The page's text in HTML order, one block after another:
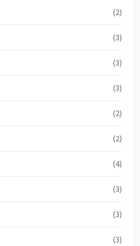
(2)
(3)
(3)
(3)
(2)
(2)
(4)
(3)
(3)
(3)